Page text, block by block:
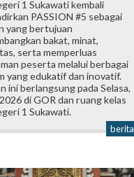
1 Sukawati kembali
PASSION #5 sebagai
yang bertujuan
bakat, minat,
serta memperluas
peserta melalui berbagai
yang edukatif dan inovatif.
ini berlangsung pada Selasa,
di GOR dan ruang kelas
1 Sukawati.
berita